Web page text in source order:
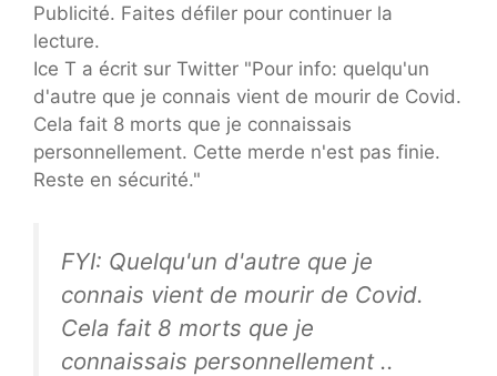
Publicité. Faites défiler pour continuer la
lecture.
Ice T a écrit sur Twitter "Pour info: quelqu'un
d'autre que je connais vient de mourir de Covid.
Cela fait 8 morts que je connaissais
personnellement. Cette merde n'est pas finie.
Reste en sécurité."
FYI: Quelqu'un d'autre que je
connais vient de mourir de Covid.
Cela fait 8 morts que je
connaissais personnellement ..